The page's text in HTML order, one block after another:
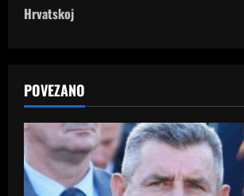
t
a
v
i
g
Hrvatskoj
POVEZANO